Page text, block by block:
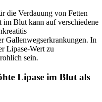
die Verdauung von Fetten
im Blut kann auf verschiedene
Gallenwegserkrankungen. In
Lipase-Wert zu
sein.
Lipase im Blut als